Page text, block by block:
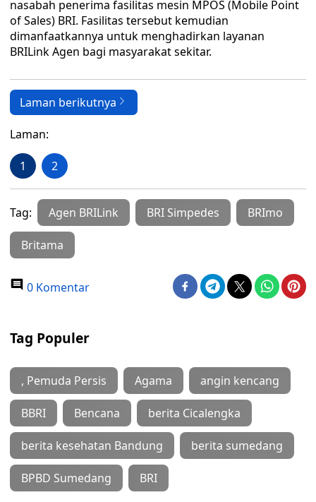
nasabah penerima fasilitas mesin MPOS (Mobile Point
of Sales) BRI. Fasilitas tersebut kemudian
dimanfaatkannya untuk menghadirkan layanan
BRILink Agen bagi masyarakat sekitar.
Laman berikutnya
Laman:
1 2
Tag: Agen BRILink BRI Simpedes BRImo
Britama
0 Komentar
Tag Populer
, Pemuda Persis Agama angin kencang
BBRI Bencana berita Cicalengka
berita kesehatan Bandung berita sumedang
BPBD Sumedang BRI